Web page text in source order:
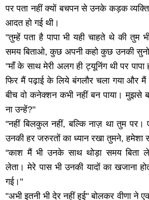
पर पता नहीं क्यों बचपन से उनके कड़क
आदत हो गई थी।
"तुम्हें पता है पापा भी यही चाहते थे की तुम
समय बिताओ, कुछ अपनी कहो कुछ उनकी
"माँ के साथ मेरी अलग ही ट्यूनिंग थी पर
फिर मैं पढ़ाई के लिये बंगलौर चला गया और मैं
बीच वो कनेक्शन कभी नहीं बन पाया। मुझसे
ना उन्हें?"
"नहीं बिलकुल नहीं, बल्कि नाज़ था तुम
उनकी हर जरुरतों का ध्यान रखा तुमने, हमेशा
"काश मैं भी उनके साथ थोड़ा समय बिता
लेता। मेरे पास भी उनकी यादों का खजाना
गई।"
"अभी इतनी भी देर नहीं हुई" बोलकर वीणा ने